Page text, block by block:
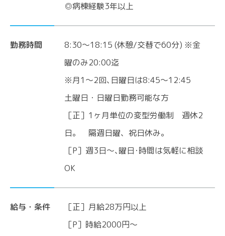
◎病棟経験3年以上
勤務時間
8:30～18:15 (休憩/交替で60分) ※金
曜のみ20:00迄
※月1～2回､日曜日は8:45～12:45
土曜日・日曜日勤務可能な方
［正］1ヶ月単位の変型労働制 週休2
日。 隔週日曜、祝日休み。
［P］週3日～､曜日･時間は気軽に相談
OK
給与・条件
［正］月給28万円以上
［P］時給2000円～
CONTACT
各種お問い合わせ